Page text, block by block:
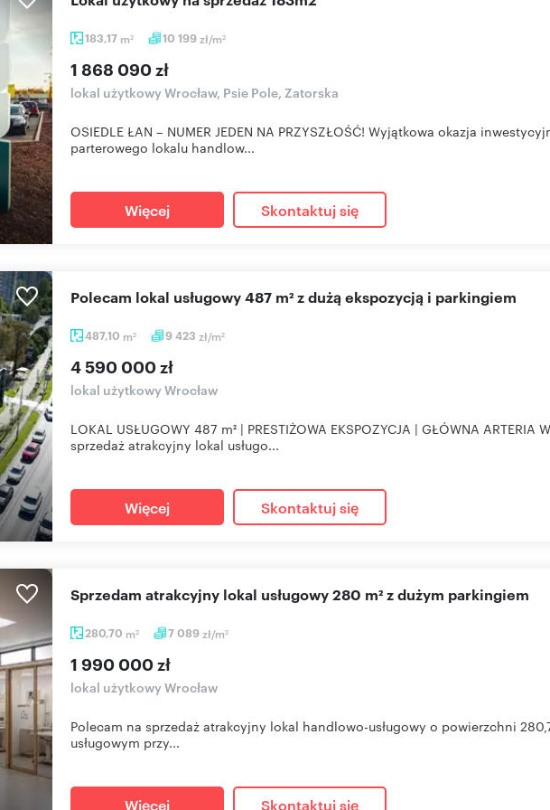
183,17 m2 10 199zł/m2
1 868 090 zł
lokal użytkowy Wrocław, Psie Pole, Zatorska
OSIEDLE ŁAN – NUMER JEDEN NA PRZYSZŁOŚĆ! Wyjątkowa okazja
parterowego lokalu handlow...
Więcej Skontaktuj się
487,10 m2 9 423 zł/m2
Polecam lokal usługowy 487 m² z dużą ekspozycją i parkingiem
4 590 000 zł
lokal użytkowy Wrocław
LOKAL USŁUGOWY 487 m² | PRESTIŻOWA EKSPOZYCJA | GŁÓWNA ARTERIA
sprzedaż atrakcyjny lokal usługo...
Więcej Skontaktuj się
280,70 m2 7 089zł/m2
Sprzedam atrakcyjny lokal usługowy 280 m² z dużym parkingiem
1 990 000 zł
lokal użytkowy Wrocław
Polecam na sprzedaż atrakcyjny lokal handlowo-usługowy o powierzchni
usługowym przy...
Więcej Skontaktuj się